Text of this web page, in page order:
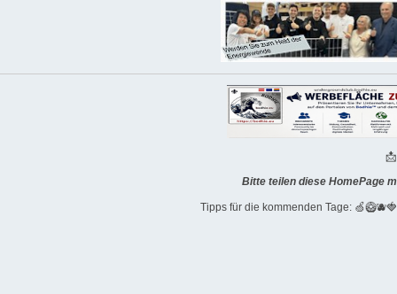
Bitte teilen diese HomePage
Tipps für die kommenden Tage: